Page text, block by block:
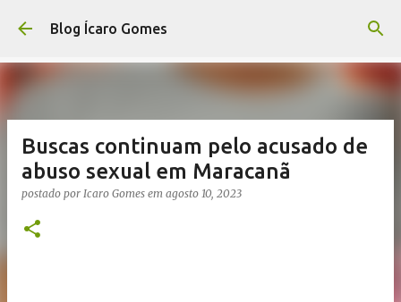
Pular para o conteúdo principal
Blog Ícaro Gomes
Buscas continuam pelo acusado de
abuso sexual em Maracanã
postado por Icaro Gomes em agosto 10, 2023